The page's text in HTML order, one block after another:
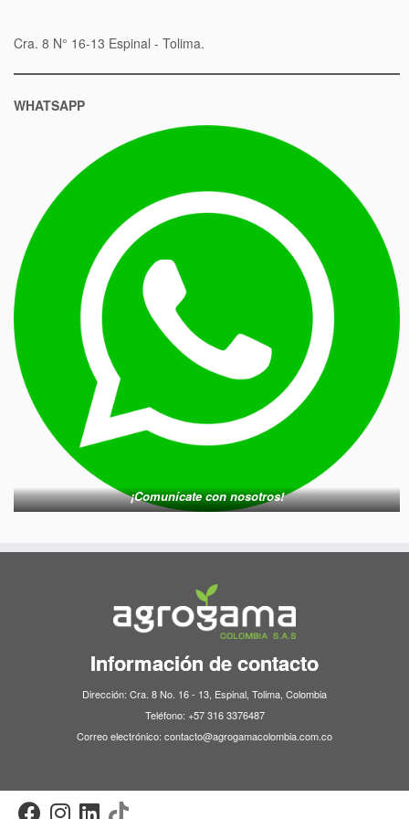
Cra. 8 N° 16-13 Espinal - Tolima.
WHATSAPP
¡Comunícate con nosotros!
Información de contacto
Dirección: Cra. 8 No. 16 - 13, Espinal, Tolima, Colombia
Teléfono: +57 316 3376487
Correo electrónico: contacto@agrogamacolombia.com.co